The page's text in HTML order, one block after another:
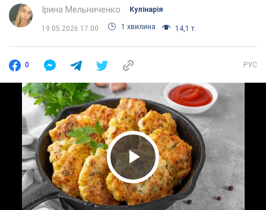
Ірина Мельниченко Кулінарія
19.05.2026 17:00 1 хвилина 14,1 т.
0 РУС
Play Video